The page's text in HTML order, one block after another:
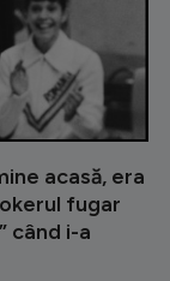
acasă, era
fugar
când i-a